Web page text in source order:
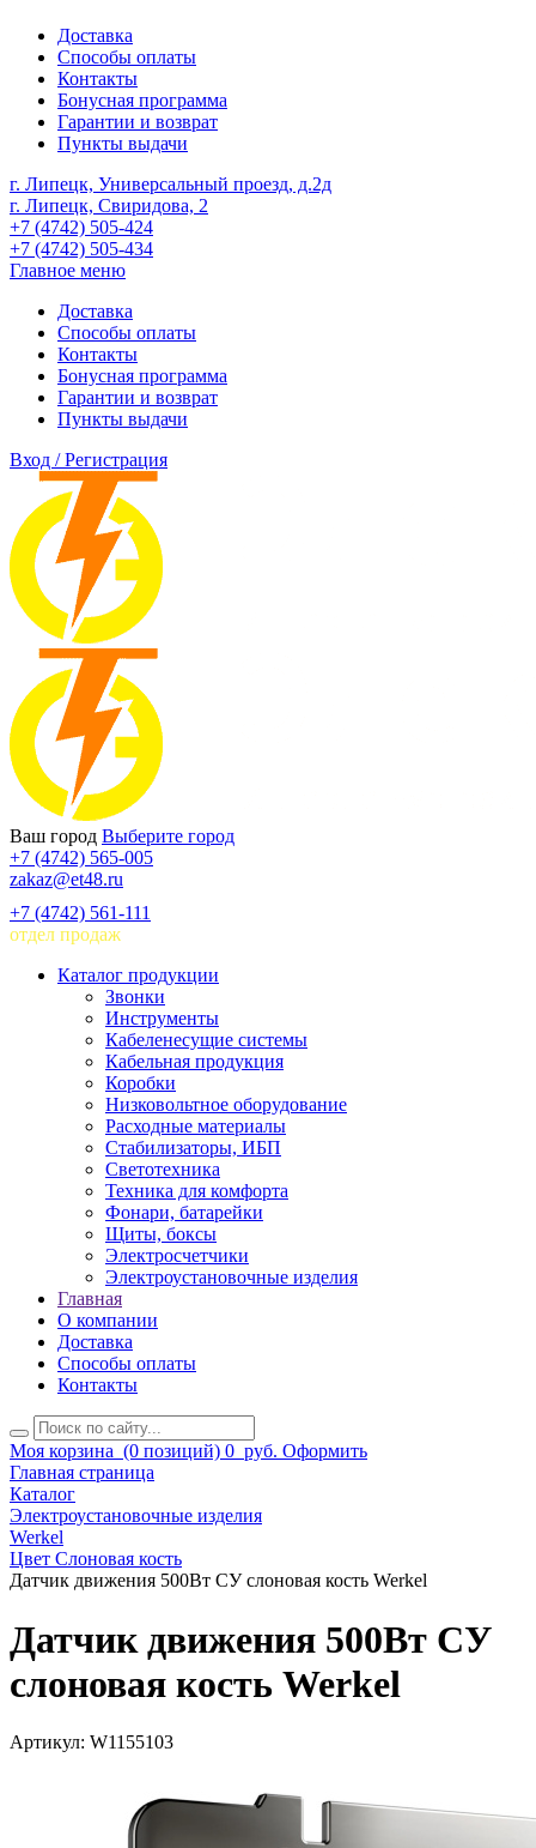
Доставка
Способы оплаты
Контакты
Бонусная программа
Гарантии и возврат
Пункты выдачи
г. Липецк, Универсальный проезд, д.2д
г. Липецк, Свиридова, 2
+7 (4742) 505-424
+7 (4742) 505-434
Главное меню
Доставка
Способы оплаты
Контакты
Бонусная программа
Гарантии и возврат
Пункты выдачи
Вход / Регистрация
Ваш город Выберите город
+7 (4742) 565-005
zakaz@et48.ru
+7 (4742) 561-111
отдел продаж
Каталог продукции
Звонки
Инструменты
Кабеленесущие системы
Кабельная продукция
Коробки
Низковольтное оборудование
Расходные материалы
Стабилизаторы, ИБП
Светотехника
Техника для комфорта
Фонари, батарейки
Щиты, боксы
Электросчетчики
Электроустановочные изделия
Главная
О компании
Доставка
Способы оплаты
Контакты
Моя корзина (0 позиций) 0 руб. Оформить
Главная страница
Каталог
Электроустановочные изделия
Werkel
Цвет Слоновая кость
Датчик движения 500Вт СУ слоновая кость Werkel
Датчик движения 500Вт СУ
слоновая кость Werkel
Артикул: W1155103